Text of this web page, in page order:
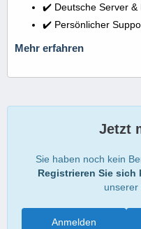
✔️ Deutsche Server &
✔️ Persönlicher
Mehr erfahren
Jetzt
Sie haben noch kein
Registrieren Sie sich
unserer
Anmelden